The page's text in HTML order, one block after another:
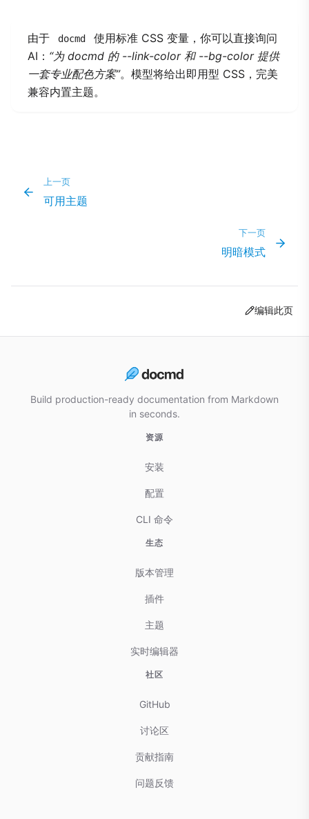
由于 docmd
使用标准 CSS 变量，你可以直接询问
AI： “为 docmd 的 --link-color 和 --bg-color 提供
一套专业配色方案”。模型将给出即用型 CSS，完美
兼容内置主题。
上一页
可用主题
下一页
明暗模式
编辑此页
Build production-ready documentation from Markdown
in seconds.
资源
安装
配置
CLI 命令
生态
版本管理
插件
主题
实时编辑器
社区
GitHub
讨论区
贡献指南
问题反馈